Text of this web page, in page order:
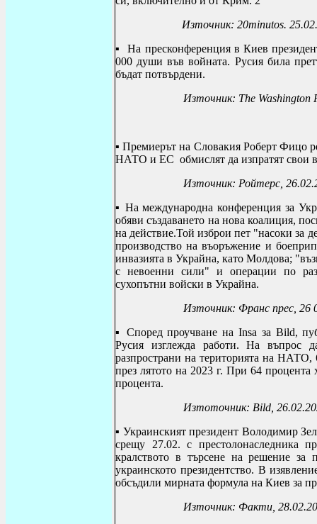
Източник: 20minutos.
▪На пресконференция в Киев
000 души във войната. Русия била
бъдат потвърдени.
Източник: The Washington
▪Премиерът на Словакия Роберт Фицо
НАТО и ЕС обмислят да изпратят свои
Източник: Ройтерс ,
▪ На международна конференция за
обяви създаването на нова коалиция,
на действие.Той изброи пет "насоки за
производство на въоръжение и
инвазията в Украйна, като Молдова;
с невоенни сили" и операции по
сухопътни войски в Украйна.
Източник: Франс прес , 26
▪ Според проучване на Insa за Bild,
Русия изглежда работи.
На въпрос
разпространи на територията на НАТО,
през лятото на 2023 г. При 64 процента
процента.
Изтоточник: Bild,
▪ Украинският президент Володимир
срещу 27.02. с престолонаследника
кралството в търсене на решение
украинското президентство. В
обсъдили мирната формула на Киев за
Източник: Факти,